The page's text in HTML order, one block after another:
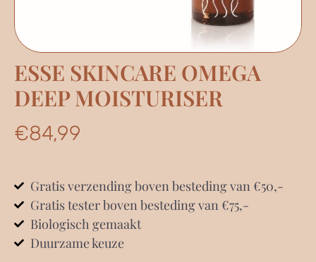
ESSE SKINCARE OMEGA
DEEP MOISTURISER
€84,99
Gratis verzending boven besteding van €50,-
Gratis tester boven besteding van €75,-
Biologisch gemaakt
Duurzame keuze